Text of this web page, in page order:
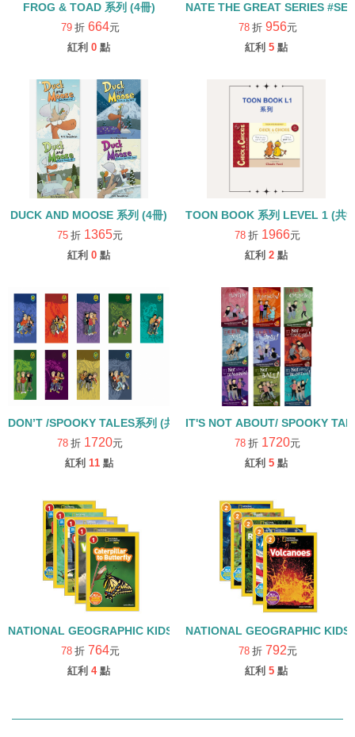
FROG & TOAD 系列 (4冊)
79 折 664元
紅利 0 點
78 折 956元
紅利 5 點
DUCK AND MOOSE 系列 (4冊)
75 折 1365元
紅利 0 點
TOON BOOK 系列 LEVEL 1 (共9
78 折 1966元
紅利 2 點
DON’T /SPOOKY TALES系列 (共9冊)
78 折 1720元
紅利 11 點
78 折 1720元
紅利 5 點
NATIONAL GEOGRAPHIC KIDS LEVEL 1 #SET
78 折 764元
紅利 4 點
78 折 792元
紅利 5 點